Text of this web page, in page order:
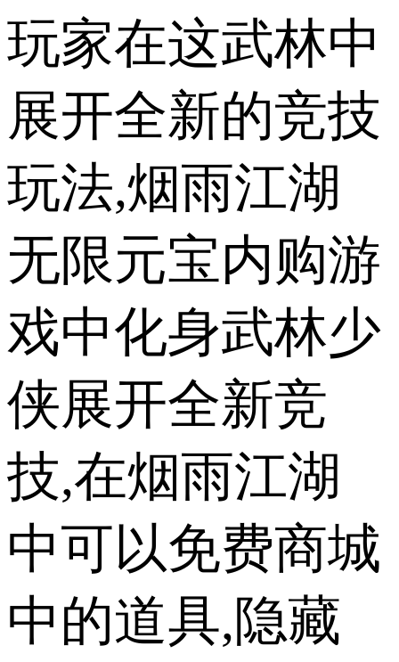
玩家在这武林中
展开全新的竞技
玩法,烟雨江湖
无限元宝内购游
戏中化身武林少
侠展开全新竞
技,在烟雨江湖
中可以免费商城
中的道具,隐藏